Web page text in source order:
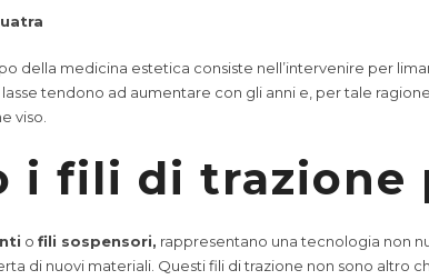
della medicina estetica consiste nell’intervenire per
tendono ad aumentare con gli anni e, per tale
viso.
i fili di trazione
o fili sospensori, rappresentano una tecnologia non
di nuovi materiali. Questi fili di trazione non sono altro